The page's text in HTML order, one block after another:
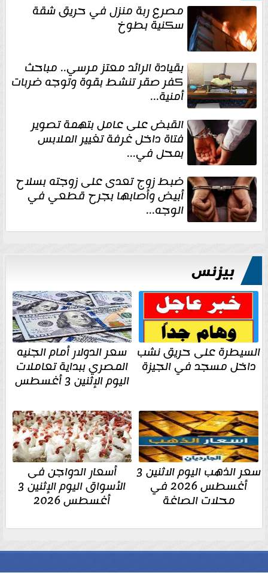
مصرع ربة منزل في حريق شقة
سكنية بطوخ
بقيادة الرائد معتز مرسي.. مباحث
كفر صقر تنشط بقوة وتوجه ضربات
أمنية...
القبض على عامل بتهمة تصوير
فتاة داخل غرفة تغيير الملابس
بمحل في...
ضبط زوج تعدى على زوجته بسلاح
أبيض وأصابها بجرح قطعي في
الوجه...
بيزنس
السيطرة على حريق نشب
داخل مسجد في الجيزة
سعر الدولار أمام الجنيه
المصري ببداية تعاملات
اليوم الإثنين 3 أغسطس
سعر الذهب اليوم الاثنين 3
أغسطس 2026 في
محلات الصاغة
أسعار الدواجن فى
الأسواق اليوم الإثنين 3
أغسطس 2026